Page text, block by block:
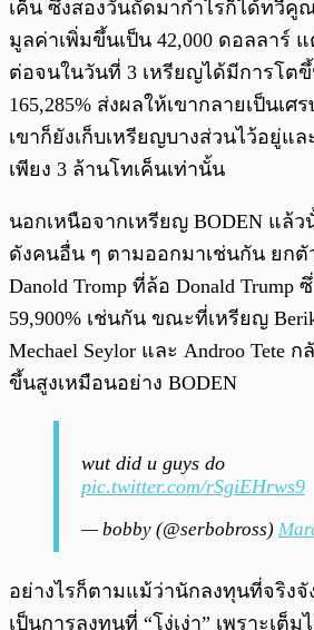
เค็น ซึ่งสองวันถัดมากำไรก็ได้ทวีคู
มูลค่าเพิ่มขึ้นเป็น 42,000 ดอลลาร์
ต่อจนในวันที่ 3 เหรียญได้มีการโต
165,285% ส่งผลให้เขากลายเป็นเ
เขาก็ยังเก็บเหรียญบางส่วนไว้อยู่แ
เพียง 3 ล้านโทเค็นเท่านั้น
นอกเหนือจากเหรียญ BODEN แล้
ดังคนอื่น ๆ ตามออกมาเช่นกัน ยกตั
Danold Tromp ที่ล้อ Donald Trump
59,900% เช่นกัน ขณะที่เหรียญ
Mechael Seylor และ Androo Tete
ขึ้นสูงเหมือนอย่าง BODEN
wut did u guys do
pic.twitter.com/rSgiEHrws9
— bobby (@serbobross)
อย่างไรก็ตามแม้ว่านักลงทุนที่จริง
เป็นการลงทุนที่ “โง่เง่า” เพราะเต็